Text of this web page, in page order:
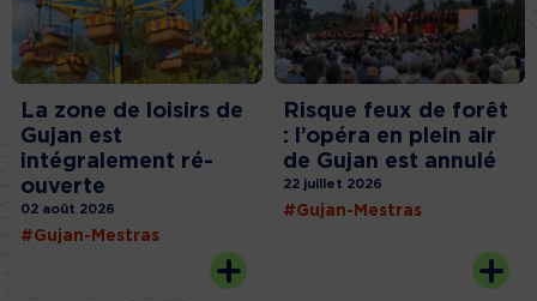
La zone de loisirs de
Gujan est
intégralement ré-
ouverte
02 août 2026
#Gujan-Mestras
Risque feux de forêt
: l’opéra en plein air
de Gujan est annulé
22 juillet 2026
#Gujan-Mestras